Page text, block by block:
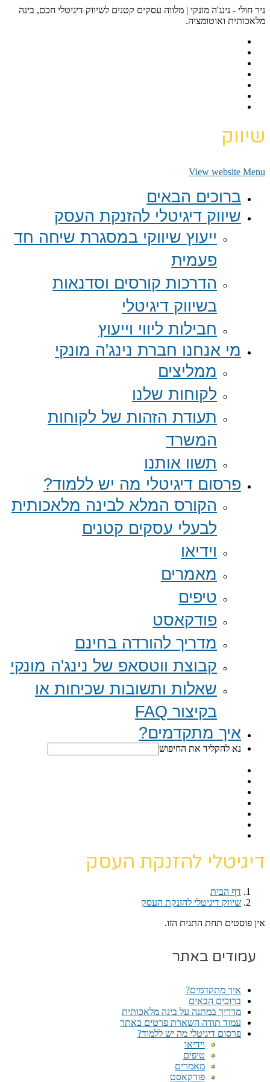
ניר חולי - נינג'ה מונקי | מלווה עסקים קטנים לשיווק דיגיטלי חכם, בינה
מלאכותית ואוטומציה.
View website Menu
ברוכים הבאים
שיווק דיגיטלי להזנקת העסק
ייעוץ שיווקי במסגרת שיחה חד
פעמית​
הדרכות קורסים וסדנאות
בשיווק דיגיטלי
חבילות ליווי וייעוץ
מי אנחנו חברת נינג'ה מונקי
ממליצים
לקוחות שלנו
תעודת הזהות של לקוחות
המשרד
תשוו אותנו
פרסום דיגיטלי מה יש ללמוד?
הקורס המלא לבינה מלאכותית
לבעלי עסקים קטנים
וידיאו
מאמרים
טיפים
פודקאסט
מדריך להורדה בחינם
קבוצת ווטסאפ של נינג'ה מונקי​
שאלות ותשובות שכיחות או
בקיצור FAQ
איך מתקדמים?
נא להקליד את החיפוש
שיווק
דיגיטלי להזנקת העסק
דף הבית
שיווק דיגיטלי להזנקת העסק
אין פוסטים תחת התגית הזו.
עמודים באתר
איך מתקדמים?
ברוכים הבאים
מדריך במתנה על בינה מלאכותית
עמוד תודה השארת פרטים באתר
פרסום דיגיטלי מה יש ללמוד?
וידיאו
טיפים
מאמרים
פודקאסט